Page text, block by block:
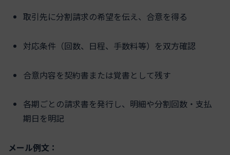
取引先に分割請求の希望を伝え、合意を得る
対応条件（回数、日程、手数料等）を双方確認
合意内容を契約書または覚書として残す
各期ごとの請求書を発行し、明細や分割回数・支払
期日を明記
メール例文：